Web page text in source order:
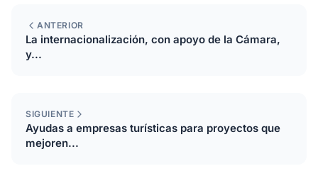
ANTERIOR
La internacionalización, con apoyo de la Cámara,
y...
SIGUIENTE
Ayudas a empresas turísticas para proyectos que
mejoren...